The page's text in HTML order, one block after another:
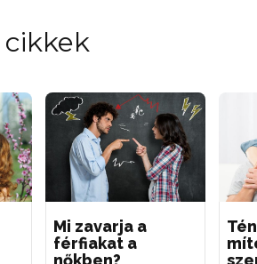
Mi zavarja a
férfiakat a
nőkben?